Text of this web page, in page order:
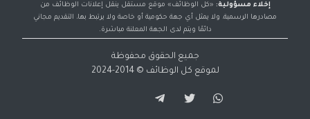
إخلاء مسؤولية: «كل الوظائف» موقع مستقل ينقل إعلانات الوظائف من
مصادرها الرسمية، ولا يمثل أي جهة حكومية أو خاصة ولا يرتبط بها، التقديم مجاني
دائمًا ويتم لدى الجهة المعلنة مباشرة.
جميع الحقوق محفوظة
لموقع كل الوظائف © 2014-2024